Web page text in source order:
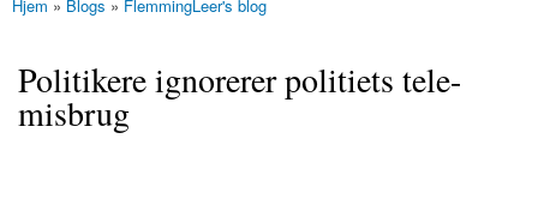
You are here
Hjem » Blogs » FlemmingLeer's blog
Politikere ignorerer politiets tele-
misbrug